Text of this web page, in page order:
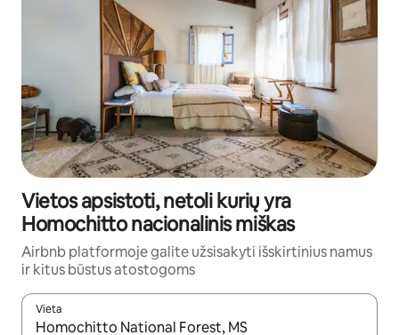
Vietos apsistoti, netoli kurių yra
Homochitto nacionalinis miškas
Airbnb platformoje galite užsisakyti išskirtinius namus
ir kitus būstus atostogoms
Vieta
Kai pasirodys paieškos rezultatai, juos naršyti galite